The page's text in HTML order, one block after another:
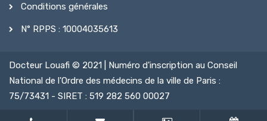
Conditions générales
N° RPPS : 10004035613
Docteur Louafi © 2021 | Numéro d'inscription au Conseil
National de l'Ordre des médecins de la ville de Paris :
75/73431 - SIRET : 519 282 560 00027